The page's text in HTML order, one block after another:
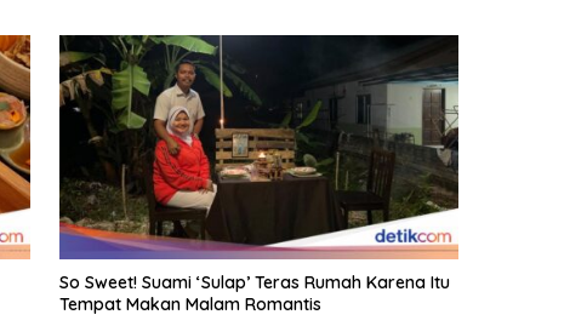
So Sweet! Suami ‘Sulap’ Teras Rumah Karena Itu
Tempat Makan Malam Romantis